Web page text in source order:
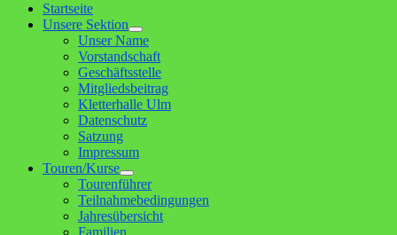
Startseite
Unsere Sektion
Untermenü
anzeigen
Unser Name
Vorstandschaft
Geschäftsstelle
Mitgliedsbeitrag
Kletterhalle Ulm
Datenschutz
Satzung
Impressum
Touren/Kurse
Untermenü
anzeigen
Tourenführer
Teilnahmebedingungen
Jahresübersicht
Familien